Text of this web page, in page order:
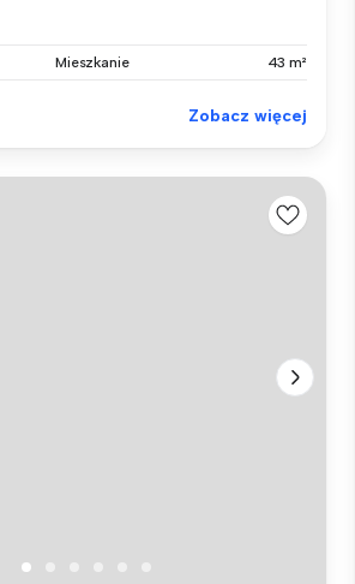
Mieszkanie 43 m²
Zobacz więcej